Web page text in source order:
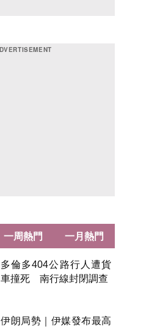
多倫多404公路行人遭貨
車撞死 南行線封閉調查
伊朗局勢｜伊媒發布最高
一周熱門 一月熱門